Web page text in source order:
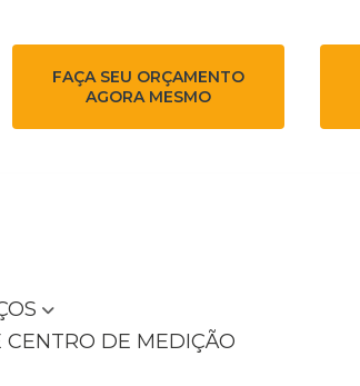
FAÇA SEU ORÇAMENTO
AGORA MESMO
CENTRO DE MEDIÇÃO